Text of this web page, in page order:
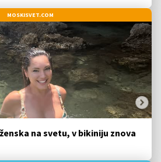
MOSKISVET.COM
na svetu, v bikiniju znova